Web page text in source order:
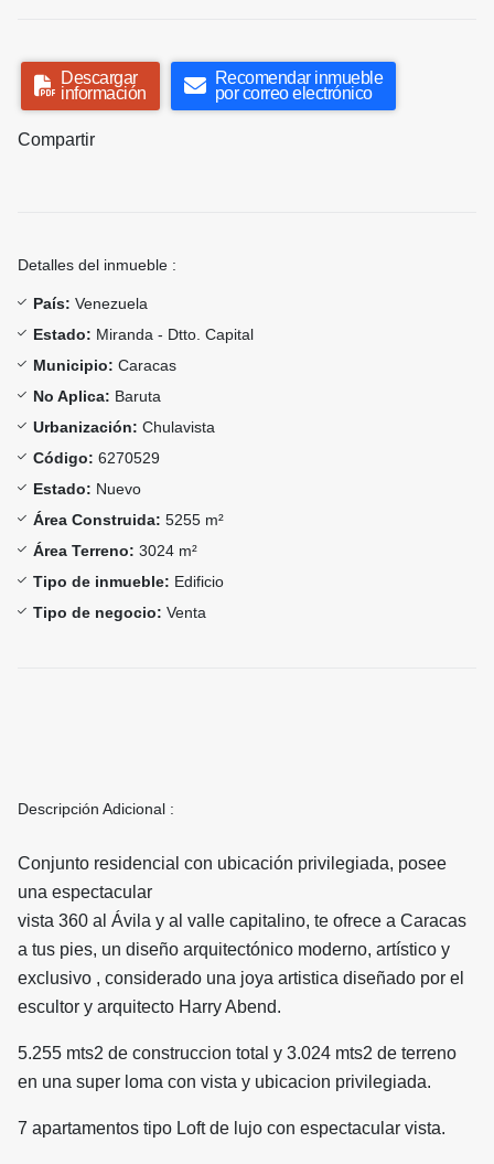
Descargar
información
Recomendar inmueble
por correo electrónico
Compartir
Detalles del inmueble :
País: Venezuela
Estado: Miranda - Dtto. Capital
Municipio: Caracas
No Aplica: Baruta
Urbanización: Chulavista
Código: 6270529
Estado: Nuevo
Área Construida: 5255 m²
Área Terreno: 3024 m²
Tipo de inmueble: Edificio
Tipo de negocio: Venta
Descripción Adicional :
Conjunto residencial con ubicación privilegiada, posee
una espectacular
vista 360 al Ávila y al valle capitalino, te ofrece a Caracas
a tus pies, un diseño arquitectónico moderno, artístico y
exclusivo , considerado una joya artistica diseñado por el
escultor y arquitecto Harry Abend.
5.255 mts2 de construccion total y 3.024 mts2 de terreno
en una super loma con vista y ubicacion privilegiada.
​​​​​​7 apartamentos tipo Loft de lujo con espectacular vista.